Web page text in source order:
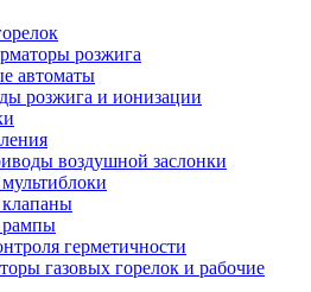
розжига
автоматы
розжига и ионизации
воздушной заслонки
рампы
герметичности
газовых горелок и рабочие